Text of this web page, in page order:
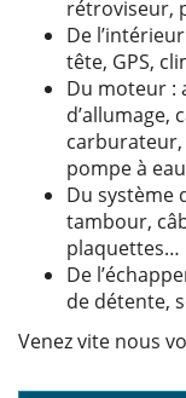
rétroviseur,
De
tête, GPS,
Du moteur :
d’allumage,
pompe à
Du système
tambour,
plaquettes…
De
de détente,
Venez vite nous